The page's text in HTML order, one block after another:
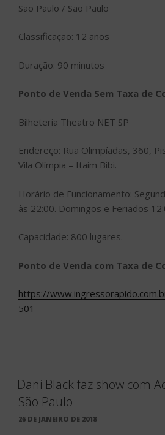
São Paulo / São Paulo
Classificação: 12 anos
Duração: 90 minutos
Ponto de Venda Sem Taxa de
Bilheteria Theatro NET SP
Endereço: Rua Olimpíadas, 360,
Vila Olímpia – Itaim Bibi.
Horário de Funcionamento:
às 22:00. Domingos e Feriados
Capacidade: 800 lugares.
Ponto de Venda com Taxa de
https://
501
Dani Black faz show com
São Paulo
PUBLICADO
26 DE JANEIRO DE 2018